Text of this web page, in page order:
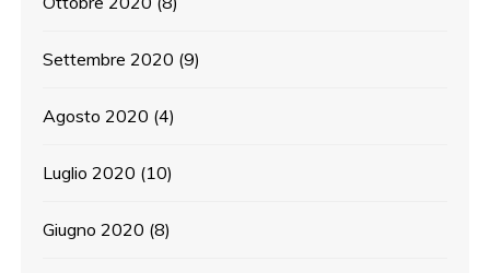
Settembre 2020 (9)
Agosto 2020 (4)
Luglio 2020 (10)
Giugno 2020 (8)